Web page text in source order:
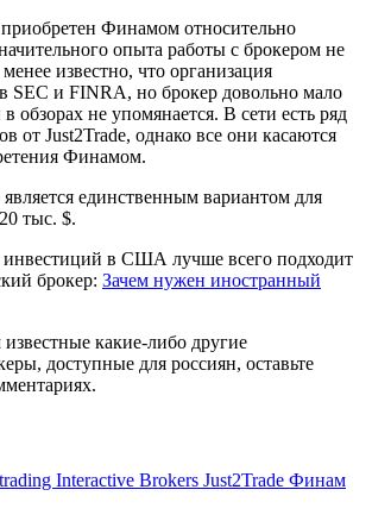
приобретен Финамом относительно
опыта работы с брокером не
известно, что организация
в SEC и FINRA, но брокер довольно мало
обзорах не упомянается. В сети есть ряд
от Just2Trade, однако все они касаются
Финамом.
единственным вариантом для
тыс. $.
в США лучше всего подходит
брокер: Зачем нужен иностранный
какие-либо другие
доступные для россиян, оставьте
Interactive Brokers Just2Trade Финам